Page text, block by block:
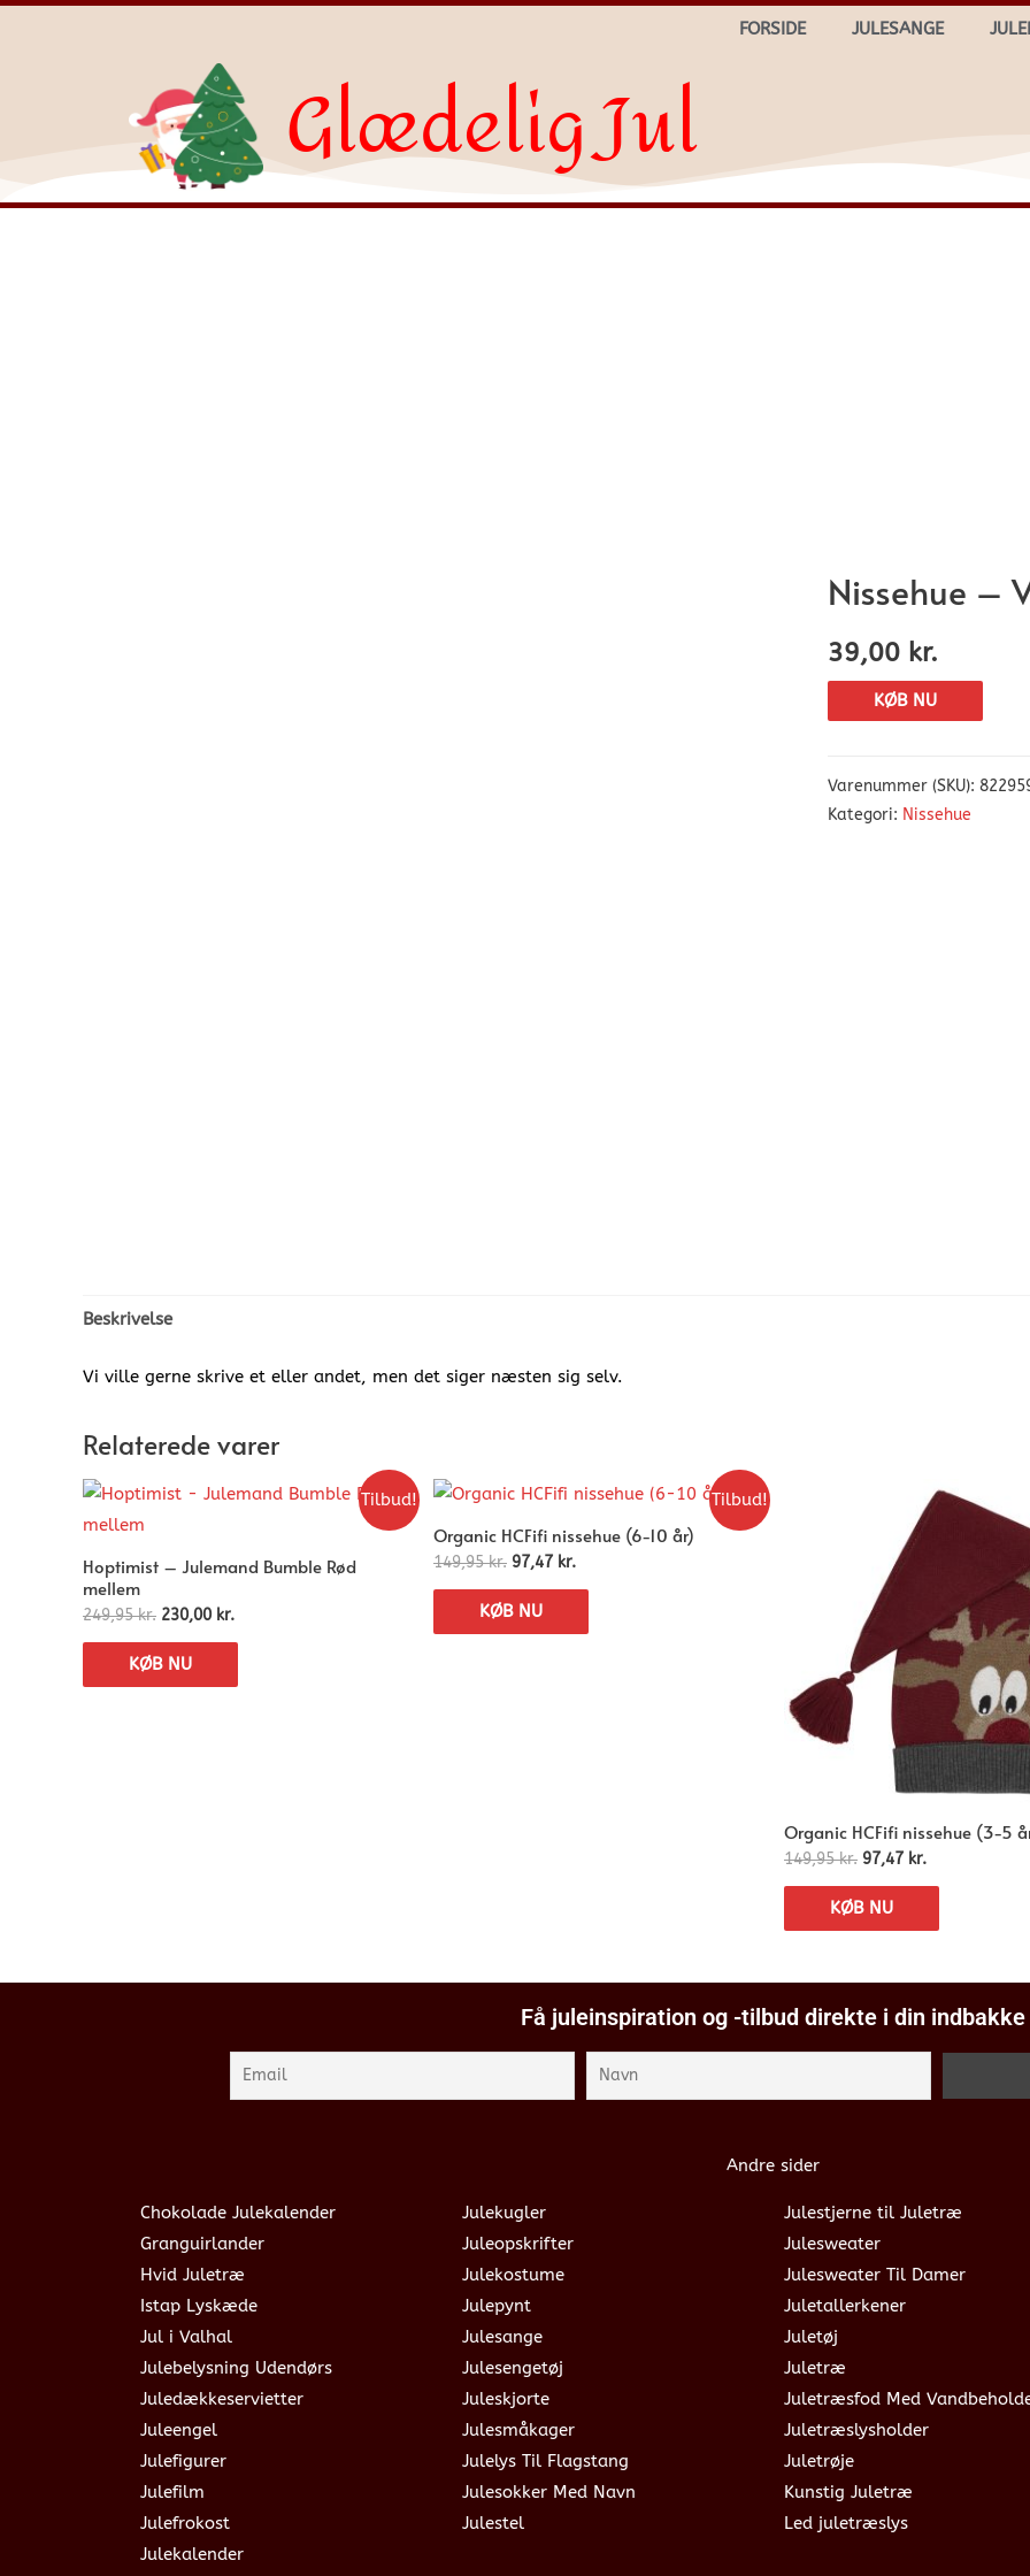
FORSIDE JULESANGE
Glædelig Jul
Nissehue –
39,00 kr.
KØB NU
Varenummer (SKU):
Kategori: Nissehue
Beskrivelse
Vi ville gerne skrive et eller andet, men det siger næsten sig selv.
Relaterede varer
Tilbud!
Hoptimist – Julemand Bumble Rød
mellem
249,95kr. 230,00 kr.
KØB NU
Tilbud!
Organic HCFifi nissehue (6-10 år)
149,95kr. 97,47 kr.
KØB NU
Organic HCFifi nissehue (3-5
149,95kr. 97,47 kr.
KØB NU
Få juleinspiration og -tilbud direkte i din indbakke
Andre sider
Chokolade Julekalender
Granguirlander
Hvid Juletræ
Istap Lyskæde
Jul i Valhal
Julebelysning Udendørs
Juledækkeservietter
Juleengel
Julefigurer
Julefilm
Julefrokost
Julekalender
Julekugler
Juleopskrifter
Julekostume
Julepynt
Julesange
Julesengetøj
Juleskjorte
Julesmåkager
Julelys Til Flagstang
Julesokker Med Navn
Julestel
Julestjerne til Juletræ
Julesweater
Julesweater Til Damer
Juletallerkener
Juletøj
Juletræ
Juletræsfod Med
Juletræslysholder
Juletrøje
Kunstig Juletræ
Led juletræslys